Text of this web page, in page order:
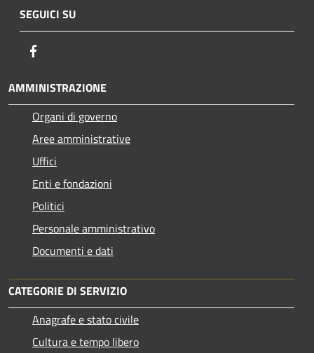
SEGUICI SU
AMMINISTRAZIONE
Organi di governo
Aree amministrative
Uffici
Enti e fondazioni
Politici
Personale amministrativo
Documenti e dati
CATEGORIE DI SERVIZIO
Anagrafe e stato civile
Cultura e tempo libero